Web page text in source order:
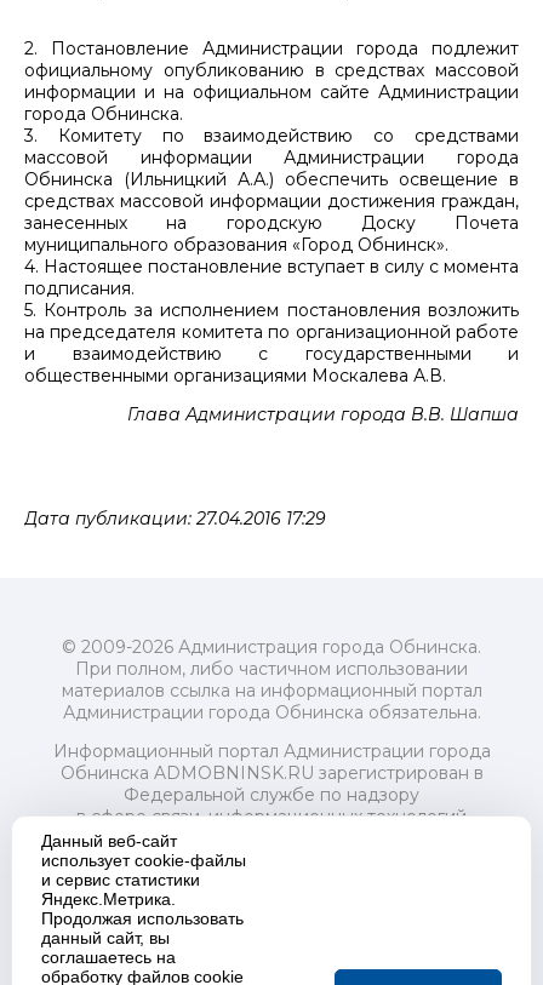
2. Постановление Администрации города подлежит
официальному опубликованию в средствах массовой
информации и на официальном сайте Администрации
города Обнинска.
3. Комитету по взаимодействию со средствами
массовой информации Администрации города
Обнинска (Ильницкий А.А.) обеспечить освещение в
средствах массовой информации достижения граждан,
занесенных на городскую Доску Почета
муниципального образования «Город Обнинск».
4. Настоящее постановление вступает в силу с момента
подписания.
5. Контроль за исполнением постановления возложить
на председателя комитета по организационной работе
и взаимодействию с государственными и
общественными организациями Москалева А.В.
Глава Администрации города В.В. Шапша
Дата публикации: 27.04.2016 17:29
© 2009-2026 Администрация города Обнинска.
При полном, либо частичном использовании
материалов ссылка на информационный портал
Администрации города Обнинска обязательна.
Информационный портал Администрации города
Обнинска ADMOBNINSK.RU зарегистрирован в
Федеральной службе по надзору
в сфере связи, информационных технологий
и массовых коммуникаций (Роскомнадзор) 24 июля
2018 года.
Свидетельство о регистрации Эл № ФС77-73321
Учредитель: Администрация (исполнительно-
распорядительный орган) городского округа "Город
Обнинск". Главный редактор: Байкова Е.А.
Данный веб-сайт
использует cookie-файлы
и сервис статистики
Яндекс.Метрика.
Продолжая использовать
данный сайт, вы
соглашаетесь на
обработку файлов cookie